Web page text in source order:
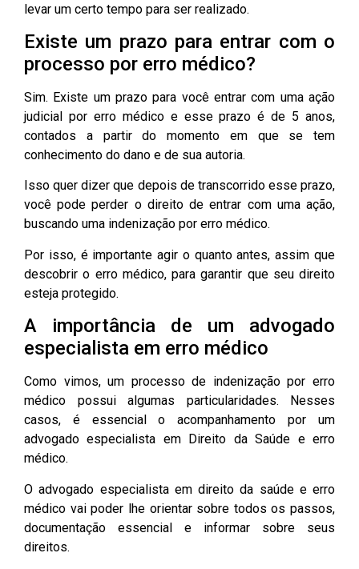
levar um certo tempo para ser realizado.
Existe um prazo para entrar com o
processo por erro médico?
Sim. Existe um prazo para você entrar com uma ação
judicial por erro médico e esse prazo é de 5 anos,
contados a partir do momento em que se tem
conhecimento do dano e de sua autoria.
Isso quer dizer que depois de transcorrido esse prazo,
você pode perder o direito de entrar com uma ação,
buscando uma indenização por erro médico.
Por isso, é importante agir o quanto antes, assim que
descobrir o erro médico, para garantir que seu direito
esteja protegido.
A importância de um advogado
especialista em erro médico
Como vimos, um processo de indenização por erro
médico possui algumas particularidades. Nesses
casos, é essencial o acompanhamento por um
advogado especialista em Direito da Saúde e erro
médico.
O advogado especialista em direito da saúde e erro
médico vai poder lhe orientar sobre todos os passos,
documentação essencial e informar sobre seus
direitos.